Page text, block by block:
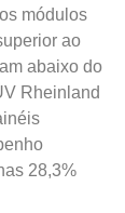
módulos
ao
abaixo do
Rheinland
28,3%